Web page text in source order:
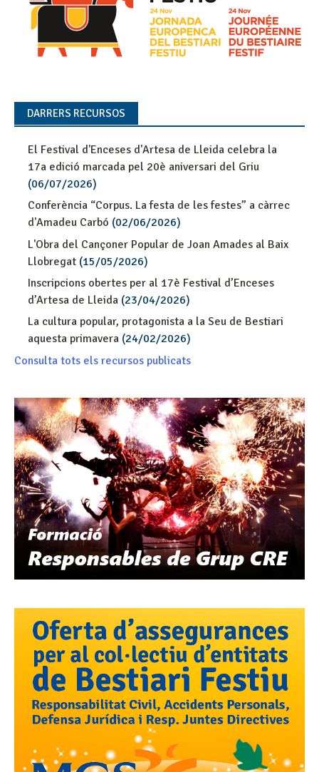
DARRERS RECURSOS
El Festival d'Enceses d'Artesa de Lleida celebra la
17a edició marcada pel 20è aniversari del Griu
(06/07/2026)
Conferència “Corpus. La festa de les festes” a càrrec
d'Amadeu Carbó (02/06/2026)
L'Obra del Cançoner Popular de Joan Amades al Baix
Llobregat (15/05/2026)
Inscripcions obertes per al 17è Festival d’Enceses
d’Artesa de Lleida (23/04/2026)
La cultura popular, protagonista a la Seu de Bestiari
aquesta primavera (24/02/2026)
Consulta tots els recursos publicats